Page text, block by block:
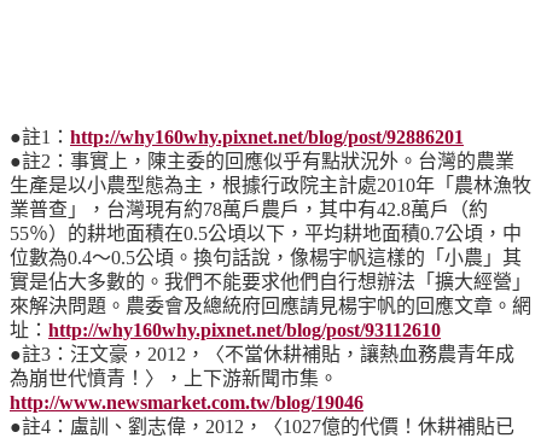
●註1： http://why160why.pixnet.net/blog/post/92886201
●註2：事實上，陳主委的回應似乎有點狀況外。台灣的農業
生產是以小農型態為主，根據行政院主計處2010年「農林漁牧
業普查」，台灣現有約78萬戶農戶，其中有42.8萬戶（約
55％）的耕地面積在0.5公頃以下，平均耕地面積0.7公頃，中
位數為0.4～0.5公頃。換句話說，像楊宇帆這樣的「小農」其
實是佔大多數的。我們不能要求他們自行想辦法「擴大經營」
來解決問題。農委會及總統府回應請見楊宇帆的回應文章。網
址： http://why160why.pixnet.net/blog/post/93112610
●註3：汪文豪，2012，〈不當休耕補貼，讓熱血務農青年成
為崩世代憤青！〉，上下游新聞市集。
http://www.newsmarket.com.tw/blog/19046
●註4：盧訓、劉志偉，2012，〈1027億的代價！休耕補貼已